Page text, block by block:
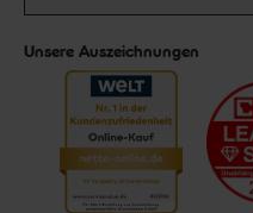
Unsere Auszeichnungen